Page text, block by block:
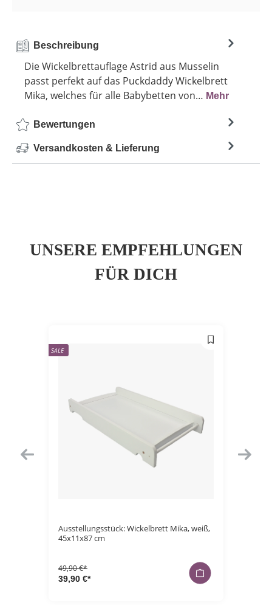
Beschreibung
Die Wickelbrettauflage Astrid aus Musselin
passt perfekt auf das Puckdaddy Wickelbrett
Mika, welches für alle Babybetten von… Mehr
Bewertungen
Versandkosten & Lieferung
UNSERE EMPFEHLUNGEN
FÜR DICH
SALE
Ausstellungsstück: Wickelbrett Mika, weiß,
45x11x87 cm
49,90 €*
39,90 €*